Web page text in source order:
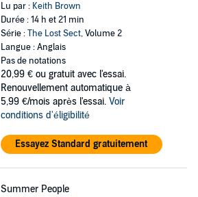
Lu par : Keith Brown
Durée : 14 h et 21 min
Série :The Lost Sect, Volume 2
Langue : Anglais
Pas de notations
20,99 € ou gratuit avec l'essai.
Renouvellement automatique à
5,99 €/mois après l'essai. Voir
conditions d'éligibilité
Essayez Standard gratuitement
Summer People